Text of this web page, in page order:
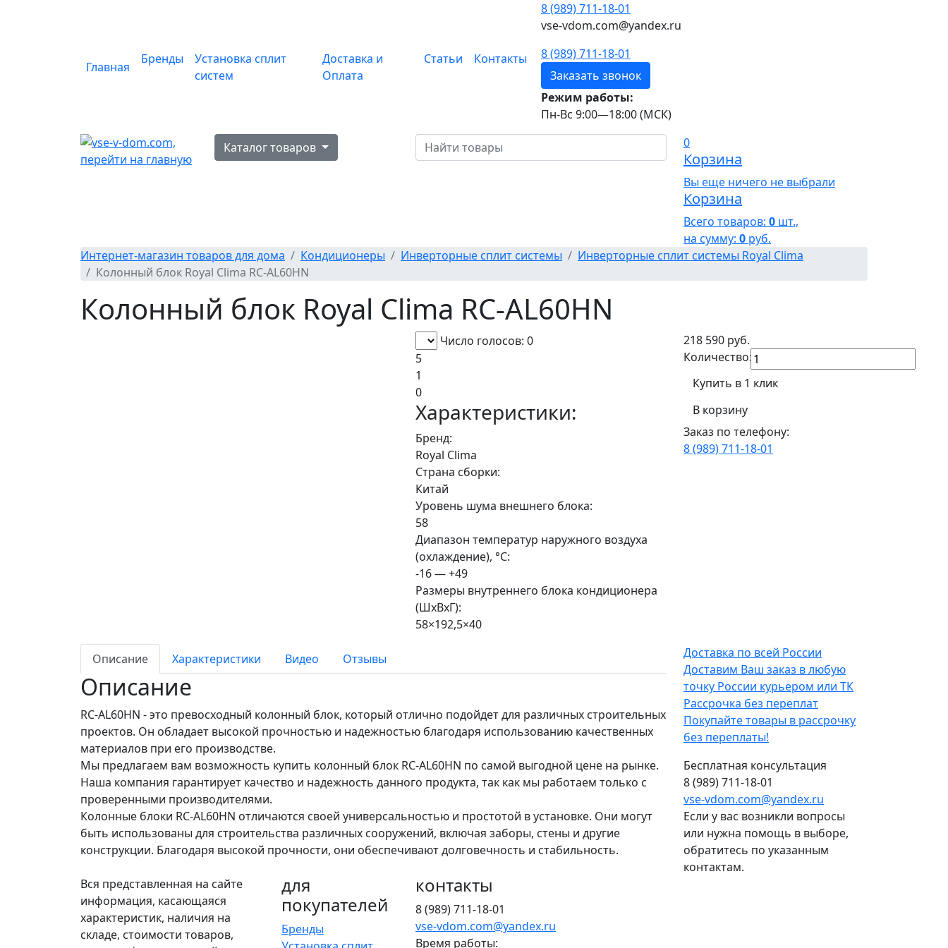
Главная
Бренды
Установка сплит
систем
Доставка и
Оплата
Статьи Контакты
8 (989) 711-18-01
vse-vdom.com@yandex.ru
8 (989) 711-18-01
Заказать звонок
Режим работы:
Пн-Вс 9:00—18:00 (МСК)
Каталог товаров 0
Корзина
Вы еще ничего не выбрали
Корзина
Всего товаров: 0 шт.,
на сумму: 0 руб.
Интернет-магазин товаров для дома
Кондиционеры Инверторные сплит системы
Инверторные сплит системы Royal Clima
Колонный блок Royal Clima RC-AL60HN
Колонный блок Royal Clima RC-AL60HN
Число голосов: 0
5
1
0
Характеристики:
Бренд:
Royal Clima
Страна сборки:
Китай
Уровень шума внешнего блока:
58
Диапазон температур наружного воздуха
(охлаждение), °C:
-16 — +49
Размеры внутреннего блока кондиционера
(ШxВxГ):
58×192,5×40
218 590 руб.
Количество:
Купить в 1 клик
В корзину
Заказ по телефону:
8 (989) 711-18-01
Описание Характеристики Видео Отзывы
Описание
RC-AL60HN - это превосходный колонный блок, который отлично подойдет для различных строительных
проектов. Он обладает высокой прочностью и надежностью благодаря использованию качественных
материалов при его производстве.
Мы предлагаем вам возможность купить колонный блок RC-AL60HN по самой выгодной цене на рынке.
Наша компания гарантирует качество и надежность данного продукта, так как мы работаем только с
проверенными производителями.
Колонные блоки RC-AL60HN отличаются своей универсальностью и простотой в установке. Они могут
быть использованы для строительства различных сооружений, включая заборы, стены и другие
конструкции. Благодаря высокой прочности, они обеспечивают долговечность и стабильность.
Доставка по всей России
Доставим Ваш заказ в любую
точку России курьером или ТК
Рассрочка без переплат
Покупайте товары в рассрочку
без переплаты!
Бесплатная консультация
8 (989) 711-18-01
vse-vdom.com@yandex.ru
Если у вас возникли вопросы
или нужна помощь в выборе,
обратитесь по указанным
контактам.
Вся представленная на сайте
информация, касающаяся
характеристик, наличия на
складе, стоимости товаров,
для
покупателей
Бренды
контакты
8 (989) 711-18-01
vse-vdom.com@yandex.ru
Время работы: